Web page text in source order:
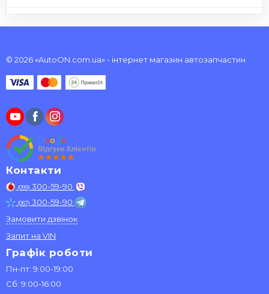
© 2026 «AutoON.com.ua» - інтернет магазин автозапчастин
Контакти
(099) 300-59-90
(067) 300-59-90
Замовити дзвінок
Запит на VIN
Графік роботи
Пн-пт: 9:00-19:00
Сб: 9:00-16:00